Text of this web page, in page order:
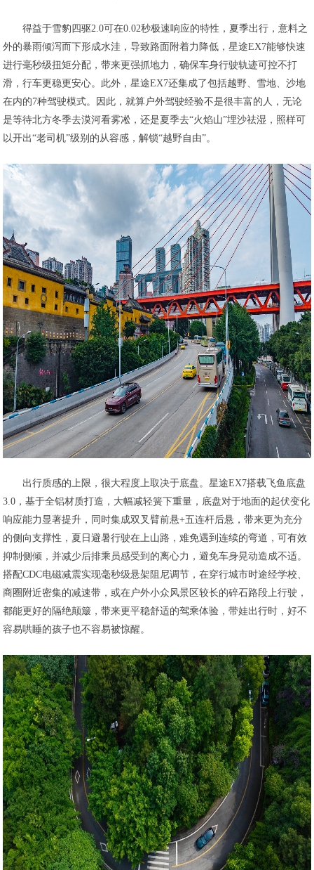
得益于雪豹四驱2.0可在0.02秒极速响应的特性，夏季出行，意料之
外的暴雨倾泻而下形成水洼，导致路面附着力降低，星途EX7能够快速
进行毫秒级扭矩分配，带来更强抓地力，确保车身行驶轨迹可控不打
滑，行车更稳更安心。此外，星途EX7还集成了包括越野、雪地、沙地
在内的7种驾驶模式。因此，就算户外驾驶经验不是很丰富的人，无论
是等待北方冬季去漠河看雾凇，还是夏季去“火焰山”埋沙祛湿，照样可
以开出“老司机”级别的从容感，解锁“越野自由”。
出行质感的上限，很大程度上取决于底盘。星途EX7搭载飞鱼底盘
3.0，基于全铝材质打造，大幅减轻簧下重量，底盘对于地面的起伏变化
响应能力显著提升，同时集成双叉臂前悬+五连杆后悬，带来更为充分
的侧向支撑性，夏日避暑行驶在上山路，难免遇到连续的弯道，可有效
抑制侧倾，并减少后排乘员感受到的离心力，避免车身晃动造成不适。
搭配CDC电磁减震实现毫秒级悬架阻尼调节，在穿行城市时途经学校、
商圈附近密集的减速带，或在户外小众风景区较长的碎石路段上行驶，
都能更好的隔绝颠簸，带来更平稳舒适的驾乘体验，带娃出行时，好不
容易哄睡的孩子也不容易被惊醒。